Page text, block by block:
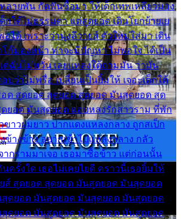
ลายพัน กัดฟันซื้อมา ให้เด็กเทพเหลียวมอง
กใต้ไม่ธรรมดา แต่สุดยอด เดินโยกย้ายเย
ได้ เพราะว่านุ่งลีวายส์ ตัวใหม่ใส่มา เดิน
โก๊มองหน้า ท่าจะมีปัญหา ไม่พอใจ ได้เป็น
ต่ฉันไม่หวั่น เลยแหลงใต้ถามมัน ว่ามัน
ว่าไม่พรื่อ เปลี่ยนเป็นยิ้มให้ เจอะเด็กใต้
อด สุดยอด สุดยอด สุดยอด มันสุดยอด สุด
ยอด มันสุดยอด แอบหลงรักสาวราม ที่พัก
ขาวผมยาว ปากแดงแหลงกลาง ถูกสเป็ก
ข้างข้าง อยากเข้าไปแหลงกลาง กลัว
ากรามมาเจอ เธอมาซื้อข้าว แต่ก่อนนั้น
นครั้งใด เธอไม่เคยไยดี คราวนี้เธอยิ้มให้
ส์ สุดยอด สุดยอด มันสุดยอด มันสุดยอด
ดยอด มันสุดยอด มันสุดยอด มันสุดยอด
ดยอด มันสุดยอด มันสุดยอด มันสุดยอด